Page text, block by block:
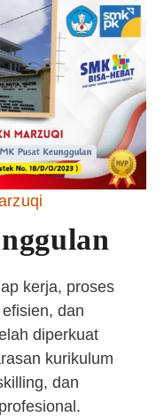
kerja, proses
dan
diperkuat
kurikulum
dan